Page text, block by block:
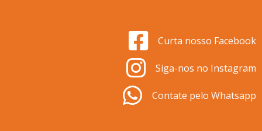
Curta nosso Facebook
Siga-nos no Instagram
Contate pelo Whatsapp